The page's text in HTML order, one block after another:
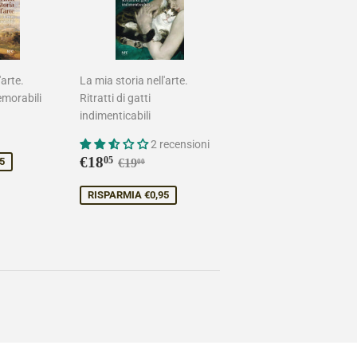
La mia storia nell'arte.
Ritratti di gatti
indimenticabili
2 recensioni
Prezzo
€1805 €18,05
Prezzo di listino
€1900
RISPARMIA €0,95